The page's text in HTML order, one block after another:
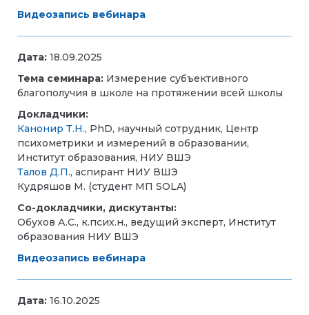
Видеозапись вебинара
Дата: 18.09.2025
Тема семинара: Измерение субъективного
благополучия в школе на протяжении всей школы
Докладчики:
Канонир Т.Н., PhD, научный сотрудник, Центр
психометрики и измерений в образовании,
Институт образования, НИУ ВШЭ
Талов Д.П., аспирант НИУ ВШЭ
Кудряшов М. (студент МП SOLA)
Со-докладчики, дискутанты:
Обухов А.С., к.псих.н., ведущий эксперт, Институт
образования НИУ ВШЭ
Видеозапись вебинара
Дата: 16.10.2025